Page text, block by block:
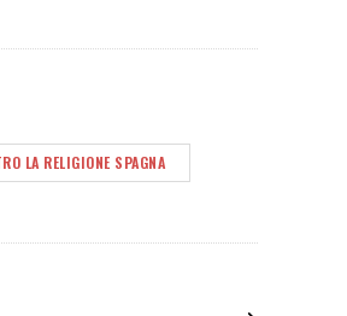
LA RELIGIONE SPAGNA